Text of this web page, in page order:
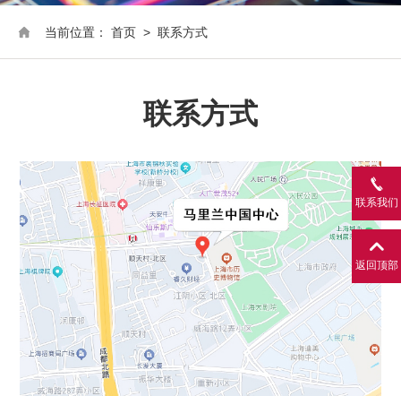
当前位置： 首页 > 联系方式
联系方式
联系我们
返回顶部